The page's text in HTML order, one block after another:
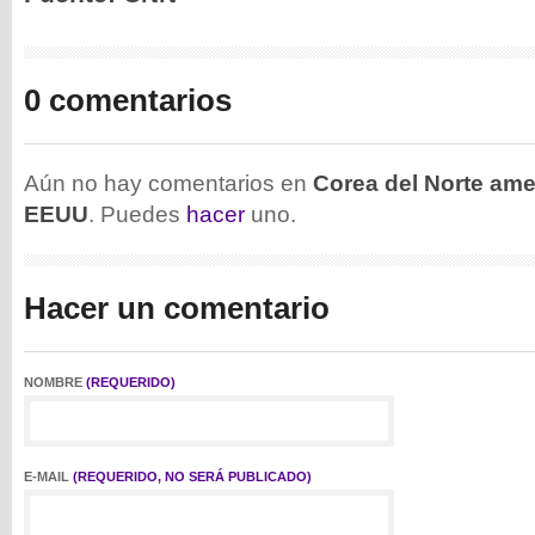
0 comentarios
Aún no hay comentarios en Corea del Norte
EEUU. Puedes hacer uno.
Hacer un comentario
NOMBRE (REQUERIDO)
E-MAIL (REQUERIDO, NO SERÁ PUBLICADO)